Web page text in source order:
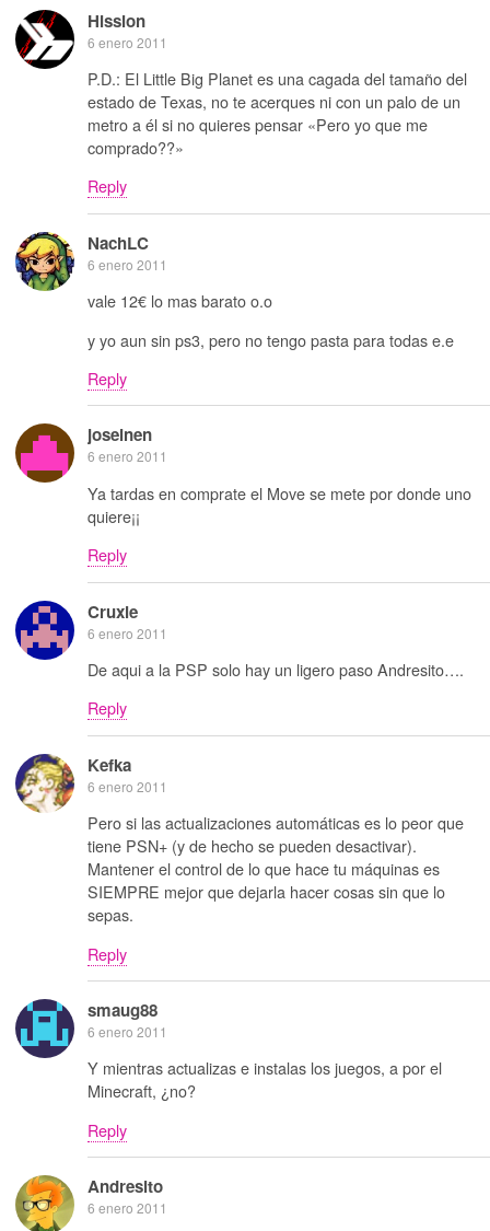
Hission
6 enero 2011
P.D.: El Little Big Planet es una cagada del tamaño del
estado de Texas, no te acerques ni con un palo de un
metro a él si no quieres pensar «Pero yo que me
comprado??»
Reply
NachLC
6 enero 2011
vale 12€ lo mas barato o.o
y yo aun sin ps3, pero no tengo pasta para todas e.e
Reply
joseinen
6 enero 2011
Ya tardas en comprate el Move se mete por donde uno
quiere¡¡
Reply
Cruxie
6 enero 2011
De aqui a la PSP solo hay un ligero paso Andresito….
Reply
Kefka
6 enero 2011
Pero si las actualizaciones automáticas es lo peor que
tiene PSN+ (y de hecho se pueden desactivar).
Mantener el control de lo que hace tu máquinas es
SIEMPRE mejor que dejarla hacer cosas sin que lo
sepas.
Reply
smaug88
6 enero 2011
Y mientras actualizas e instalas los juegos, a por el
Minecraft, ¿no?
Reply
Andresito
6 enero 2011